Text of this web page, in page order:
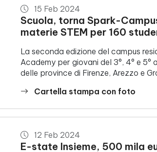
15 Feb 2024
Scuola, torna Spark-
materie STEM per 160
La seconda edizione del campus
Academy per giovani del 3°, 4° e 5°
delle province di Firenze, Arezzo e
Cartella stampa con foto
12 Feb 2024
E-state Insieme, 500 mila